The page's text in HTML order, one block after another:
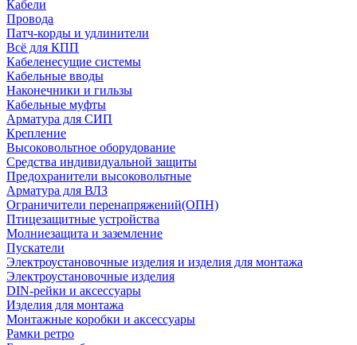
Кабели
Провода
Патч-корды и удлинители
Всё для КПП
Кабеленесущие системы
Кабельные вводы
Наконечники и гильзы
Кабельные муфты
Арматура для СИП
Крепление
Высоковольтное оборудование
Средства индивидуальной защиты
Предохранители высоковольтные
Арматура для ВЛЗ
Ограничители перенапряжений(ОПН)
Птицезащитные устройства
Молниезащита и заземление
Пускатели
Электроустановочные изделия и изделия для монтажа
Электроустановочные изделия
DIN-рейки и аксессуары
Изделия для монтажа
Монтажные коробки и аксессуары
Рамки ретро